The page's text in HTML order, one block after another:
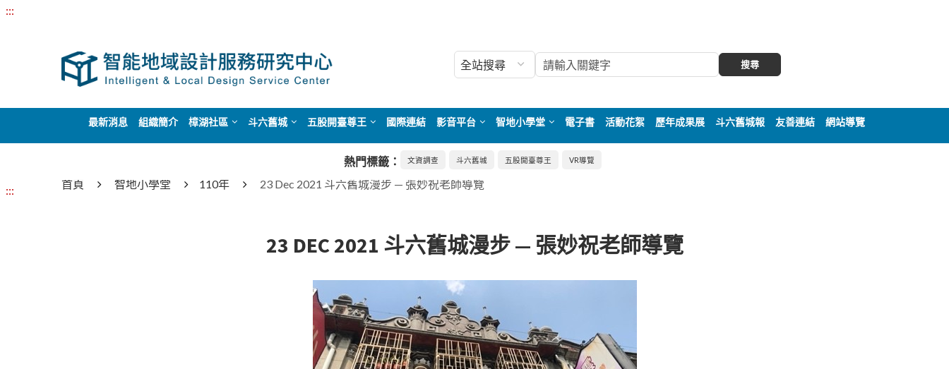
:::
搜尋
最新消息 組織簡介 樟湖社區 斗六舊城 五股開臺尊王 國際連結 影音平台 智地小學堂 電子書 活動花絮 歷年成果展 斗六舊城報 友善連結 網站導覽
熱門標籤： 文資調查 斗六舊城 五股開臺尊王 VR導覽
::: 首頁 智地小學堂 110年 23 Dec 2021 ⽃六舊城漫步 — 張妙祝老師導覽
23 DEC 2021 ⽃六舊城漫步 — 張妙祝老師導覽